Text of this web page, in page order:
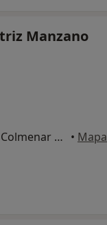
Manzano
C/ MOLINO DEL VIENTO, 14, Colmenar Viejo • Mapa